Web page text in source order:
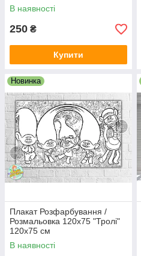
В наявності
250 ₴
Купити
Новинка
Плакат Розфарбування /
Розмальовка 120х75 "Тролі"
120х75 см
В наявності